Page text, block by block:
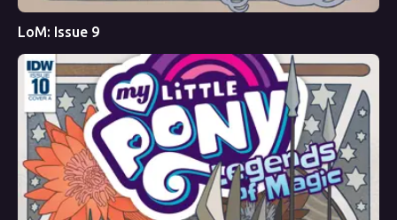
LoM: Issue 9